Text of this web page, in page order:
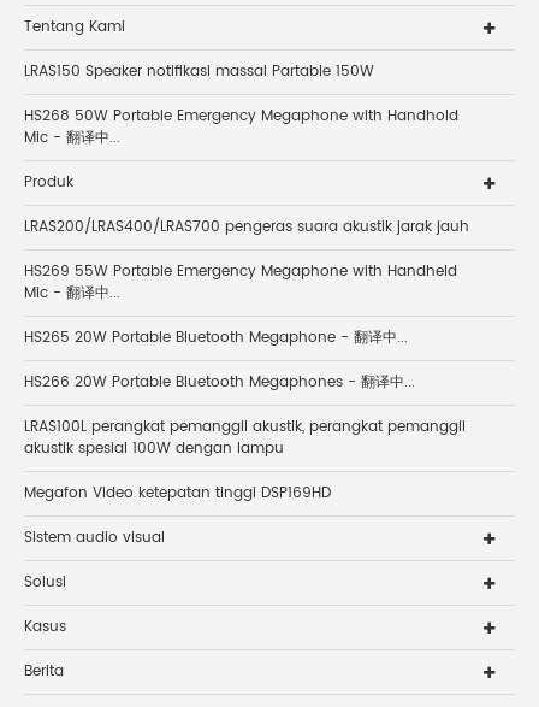
Tentang Kami
LRAS150 Speaker notifikasi massal Partable 150W
HS268 50W Portable Emergency Megaphone with Handhold
Mic - 翻译中...
Produk
LRAS200/LRAS400/LRAS700 pengeras suara akustik jarak jauh
HS269 55W Portable Emergency Megaphone with Handheld
Mic - 翻译中...
HS265 20W Portable Bluetooth Megaphone - 翻译中...
HS266 20W Portable Bluetooth Megaphones - 翻译中...
LRAS100L perangkat pemanggil akustik, perangkat pemanggil
akustik spesial 100W dengan lampu
Megafon Video ketepatan tinggi DSP169HD
Sistem audio visual
Solusi
Kasus
Berita